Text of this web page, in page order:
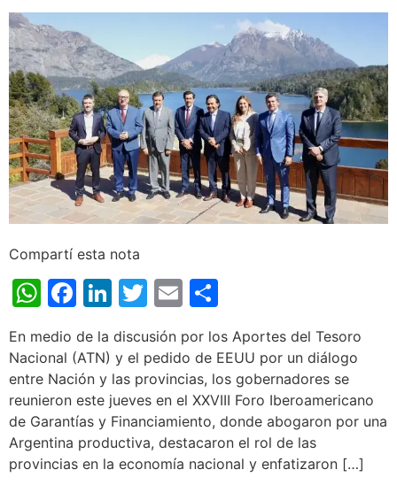
Compartí esta nota
WhatsApp
Facebook
LinkedIn
Twitter
Email
En medio de la discusión por los Aportes del Tesoro
Nacional (ATN) y el pedido de EEUU por un diálogo
entre Nación y las provincias, los gobernadores se
reunieron este jueves en el XXVIII Foro Iberoamericano
de Garantías y Financiamiento, donde abogaron por una
Argentina productiva, destacaron el rol de las
provincias en la economía nacional y enfatizaron […]